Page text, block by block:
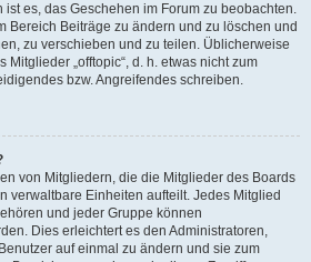
ist es, das Geschehen im Forum zu beobachten.
Bereich Beiträge zu ändern und zu löschen und
zu verschieben und zu teilen. Üblicherweise
„offtopic“, d. h. etwas nicht zum
bzw. Angreifendes schreiben.
von Mitgliedern, die die Mitglieder des Boards
verwaltbare Einheiten aufteilt. Jedes Mitglied
und jeder Gruppe können
Dies erleichtert es den Administratoren,
auf einmal zu ändern und sie zum